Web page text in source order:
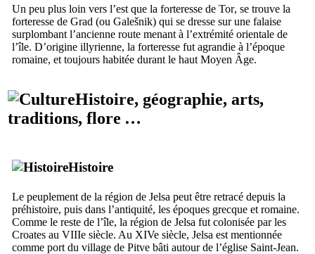
Un peu plus loin vers l’est que la forteresse de Tor, se trouve la
forteresse de Grad (ou Galešnik) qui se dresse sur une falaise
surplombant l’ancienne route menant à l’extrémité orientale de
l’île. D’origine illyrienne, la forteresse fut agrandie à l’époque
romaine, et toujours habitée durant le haut Moyen Âge.
Histoire, géographie, arts,
traditions, flore …
Histoire
Le peuplement de la région de Jelsa peut être retracé depuis la
préhistoire, puis dans l’antiquité, les époques grecque et romaine.
Comme le reste de l’île, la région de Jelsa fut colonisée par les
Croates au VIIIe siècle. Au XIVe siècle, Jelsa est mentionnée
comme port du village de Pitve bâti autour de l’église Saint-Jean.